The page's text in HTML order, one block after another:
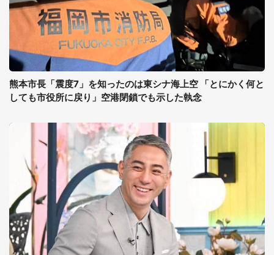
熊本市長「震度7」を知ったのは東シナ海上空 「とにかく何と
しても市役所に戻り」空港閉鎖でも示した執念